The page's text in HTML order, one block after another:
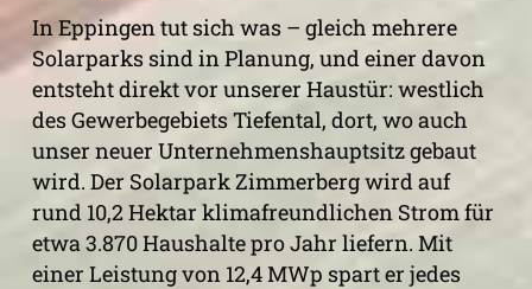
In Eppingen tut sich was – gleich mehrere
Solarparks sind in Planung, und einer davon
entsteht direkt vor unserer Haustür: westlich
des Gewerbegebiets Tiefental, dort, wo auch
unser neuer Unternehmenshauptsitz gebaut
wird. Der Solarpark Zimmerberg wird auf
rund 10,2 Hektar klimafreundlichen Strom für
etwa 3.870 Haushalte pro Jahr liefern. Mit
einer Leistung von 12,4 MWp spart er jedes